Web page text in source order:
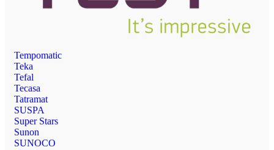
Tempomatic
Teka
Tefal
Tecasa
Tatramat
SUSPA
Super Stars
Sunon
SUNOCO